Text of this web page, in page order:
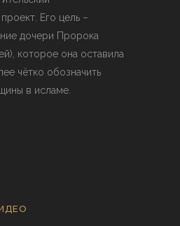
Его цель –
дочери Пророка
которое она оставила
чётко обозначить
в исламе.